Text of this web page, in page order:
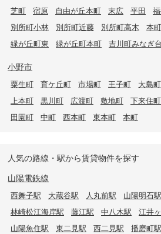
芝町
宿原 自由が丘本町 末広 平田
別所町小林
別所町近藤 別所町高木 本町
緑が丘町東
緑が丘町本町 吉川町みなぎ台
小野市
粟生町 育ケ丘町 市場町 王子町 大島町
上本町
黒川町 広渡町 敷地町 下来住町
田園町
中町 西本町 東本町 本町
人気の路線・駅から賃貸物件を探す
山陽電鉄線
西舞子駅 大蔵谷駅 人丸前駅 山陽明石駅
林崎松江海岸駅
藤江駅 中八木駅 江井
山陽魚住駅
東二見駅 西二見駅 播磨町駅